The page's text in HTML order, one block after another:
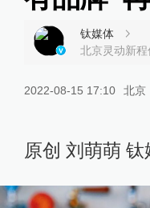
钛媒体
北京灵动新程
2022-08-15 17:10 北京
原创 刘萌萌 钛